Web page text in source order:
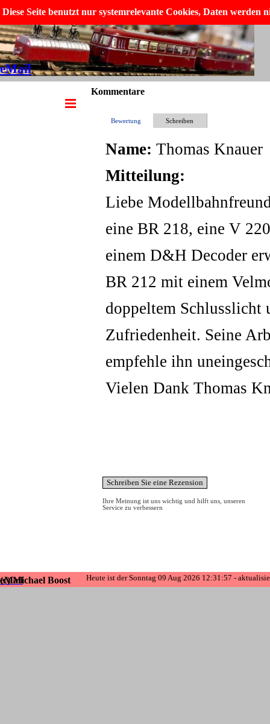
Diese Seite benutzt nur systemrelevante Cookies, Daten werden
Micha´s MoBa
eMail
Menü überspringen
Kommentare
Bewertung Schreiben
Name: Thomas Knauer
Mitteilung:
Liebe
eine BR 218, eine V
einem D&H Decoder
BR 212 mit einem
doppeltem Schlusslicht
Zufriedenheit. Seine
empfehle ihn
Vielen Dank Thomas
Ihre Meinung ist uns wichtig und hilft uns, unseren
Service zu verbessern
(c) Michael Boost Heute ist derSonntag 09 Aug 2026 12:31:57 -
eMail